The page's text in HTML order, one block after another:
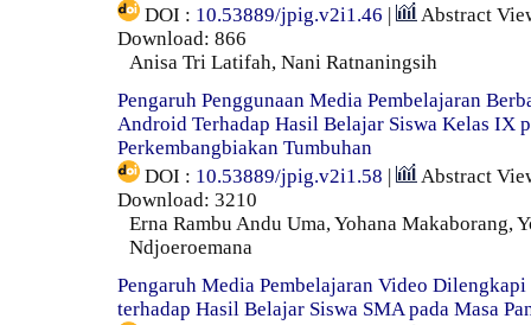
DOI : 10.53889/jpig.v2i1.46
Abstract
Download: 866
Anisa Tri Latifah, Nani Ratnaningsih
Pengaruh Penggunaan Media Pembelajaran
Android Terhadap Hasil Belajar Siswa Kelas IX
Perkembangbiakan Tumbuhan
DOI : 10.53889/jpig.v2i1.58
Abstract
Download: 3210
Erna Rambu Andu Uma, Yohana Makaborang,
Ndjoeroemana
Pengaruh Media Pembelajaran Video
terhadap Hasil Belajar Siswa SMA pada Masa